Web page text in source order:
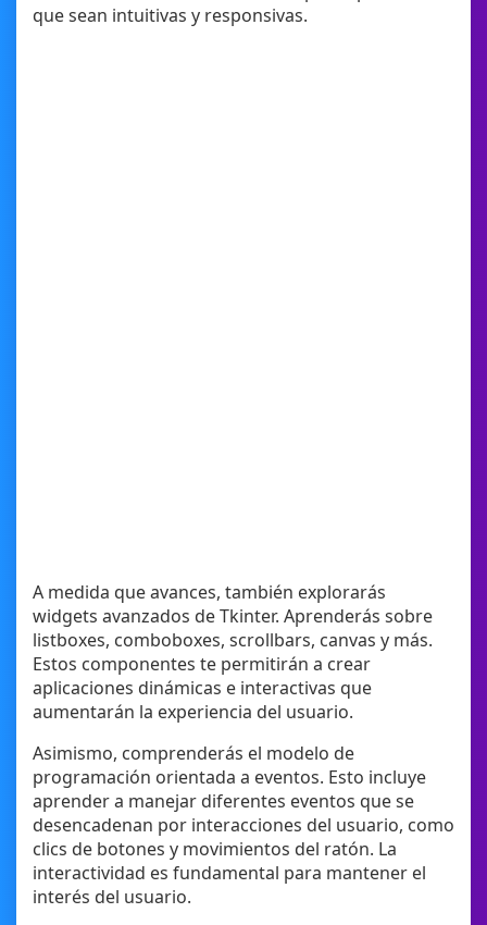
que sean intuitivas y responsivas.
A medida que avances, también explorarás
widgets avanzados de Tkinter. Aprenderás sobre
listboxes, comboboxes, scrollbars, canvas y más.
Estos componentes te permitirán a crear
aplicaciones dinámicas e interactivas que
aumentarán la experiencia del usuario.
Asimismo, comprenderás el modelo de
programación orientada a eventos. Esto incluye
aprender a manejar diferentes eventos que se
desencadenan por interacciones del usuario, como
clics de botones y movimientos del ratón. La
interactividad es fundamental para mantener el
interés del usuario.